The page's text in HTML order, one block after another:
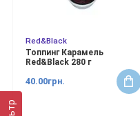
Red&Black
Топпинг Карамель
Red&Black 280 г
40.00грн.